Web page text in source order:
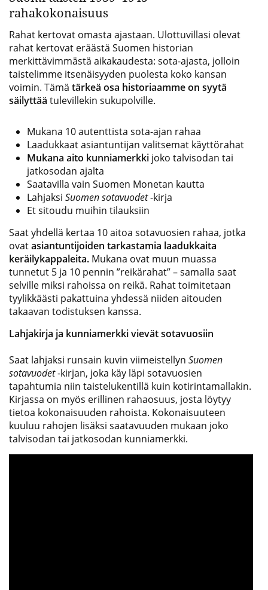
rahakokonaisuus
Rahat kertovat omasta ajastaan. Ulottuvillasi olevat
rahat kertovat eräästä Suomen historian
merkittävimmästä aikakaudesta: sota-ajasta, jolloin
taistelimme itsenäisyyden puolesta koko kansan
voimin. Tämä tärkeä osa historiaamme on syytä
säilyttää tulevillekin sukupolville.
Mukana 10 autenttista sota-ajan rahaa
Laadukkaat asiantuntijan valitsemat käyttörahat
Mukana aito kunniamerkki joko talvisodan tai
jatkosodan ajalta
Saatavilla vain Suomen Monetan kautta
Lahjaksi Suomen sotavuodet-kirja
Et sitoudu muihin tilauksiin
Saat yhdellä kertaa 10 aitoa sotavuosien rahaa, jotka
ovatasiantuntijoiden tarkastamia laadukkaita
keräilykappaleita. Mukana ovat muun muassa
tunnetut 5 ja 10 pennin ”reikärahat” – samalla saat
selville miksi rahoissa on reikä. Rahat toimitetaan
tyylikkäästi pakattuina yhdessä niiden aitouden
takaavan todistuksen kanssa.
Lahjakirja ja kunniamerkki vievät sotavuosiin
Saat lahjaksi runsain kuvin viimeistellyn Suomen
sotavuodet-kirjan, joka käy läpi sotavuosien
tapahtumia niin taistelukentillä kuin kotirintamallakin.
Kirjassa on myös erillinen rahaosuus, josta löytyy
tietoa kokonaisuuden rahoista. Kokonaisuuteen
kuuluu rahojen lisäksi saatavuuden mukaan joko
talvisodan tai jatkosodan kunniamerkki.